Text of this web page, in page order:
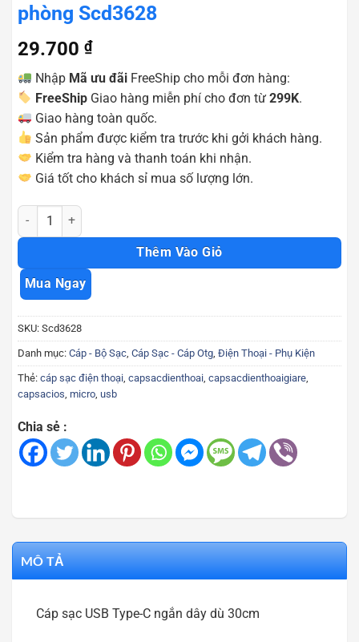
phòng Scd3628
29.700 ₫
Nhập Mã ưu đãi FreeShip cho mỗi đơn hàng:
FreeShip Giao hàng miễn phí cho đơn từ299K.
Giao hàng toàn quốc.
Sản phẩm được kiểm tra trước khi gởi khách hàng.
Kiểm tra hàng và thanh toán khi nhận.
Giá tốt cho khách sỉ mua số lượng lớn.
Cáp dây dù ngắn 30cm JH type c chất lượng thường dùng cho sạc
Thêm Vào Giỏ
Mua Ngay
SKU: Scd3628
Danh mục: Cáp - Bộ Sạc, Cáp Sạc - Cáp Otg, Điện Thoại - Phụ Kiện
Thẻ: cáp sạc điện thoại, capsacdienthoai, capsacdienthoaigiare,
capsacios, micro, usb
Chia sẻ :
MÔ TẢ
Cáp sạc USB Type-C ngắn dây dù 30cm